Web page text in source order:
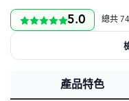
5.0 總共
產品特色